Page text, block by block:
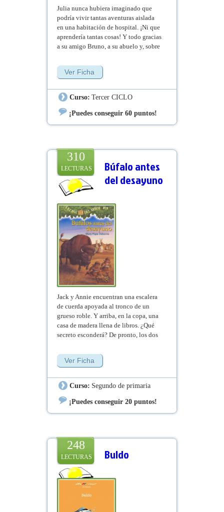
Julia nunca hubiera imaginado que
podría vivir tantas aventuras aislada
en una habitación de hospital. ¡Ni que
aprendería tantas cosas! Y todo gracias
a su amigo Bruno, a su abuelo y, sobre
resultará ser una auténtica autoridad
en el mundo de los sueños.
Ver Ficha
Curso: Tercer CICLO
¡Puedes conseguir 60 puntos!
310
LECTURAS
Búfalo antes
del desayuno
Jack y Annie encuentran una escalera
de cuerda apoyada al tronco de un
grueso roble. Y arriba, en la copa, una
casa de madera llena de libros. ¿Qué
secreto esconderá? De pronto, los dos
pradera y, a lo lejos, una manada de
búfalos se dirige hacia ellos.
Ver Ficha
Curso: Segundo de primaria
¡Puedes conseguir 20 puntos!
248
LECTURAS Buldo